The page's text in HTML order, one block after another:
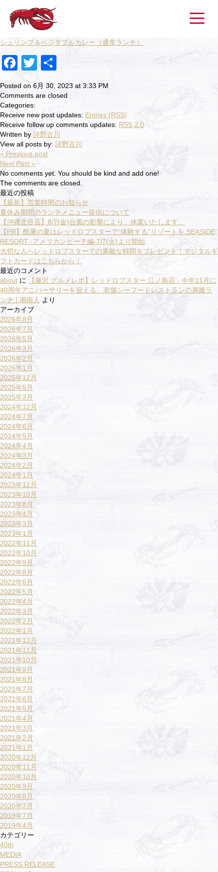
シュリンプ＆ベジタブルカレー（通常ランチ）
Facebook
Twitter
共
Posted on 6月 30, 2023 at 3:33 PM
Comments are closed
Categories:
Receive new post updates: Entries (RSS)
Receive follow up comments updates: RSS 2.0
Written by 詩野古川
View all posts by: 詩野古川
« Previous post
Next Post »
No comments yet. You should be kind and add one!
The comments are closed.
最近の投稿
【最新】営業時間のお知らせ
夏休み期間のランチメニュー提供について
【沖縄北谷店】8/7(金)台風の影響により、休業いたします。
【PR】酷暑の夏はレッドロブスターで“体験する”リゾートを SEASIDE
RESORT -アメリカンビーチ編-7/7(火)より開始
大切な人へレッドロブスターでの素敵な時間をプレゼント！デジタルギ
フトカードはこちらから！
最近のコメント
about に
【藤沢 グルメレポ】レッドロブスター 江ノ島店 - 今年11月に
40周年アニバーサリーを迎える、老舗シーフードレストランの満腹ラ
ンチ | 湘南人 より
アーカイブ
2026年8月
2026年7月
2026年5月
2026年3月
2026年2月
2026年1月
2025年12月
2025年5月
2025年3月
2024年12月
2024年7月
2024年6月
2024年5月
2024年4月
2024年3月
2024年2月
2024年1月
2023年12月
2023年10月
2023年8月
2023年4月
2023年3月
2023年1月
2022年11月
2022年10月
2022年9月
2022年8月
2022年6月
2022年5月
2022年4月
2022年3月
2022年2月
2022年1月
2021年12月
2021年11月
2021年10月
2021年9月
2021年8月
2021年7月
2021年6月
2021年5月
2021年4月
2021年3月
2021年2月
2021年1月
2020年12月
2020年11月
2020年10月
2020年9月
2020年8月
2020年7月
2019年7月
2019年4月
カテゴリー
40th
MEDIA
PRESS RELEASE